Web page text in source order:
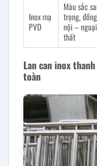
Inox mạ
PVD
Màu sắc
trọng,
nội – ngoại
thất
Lan can inox
toàn